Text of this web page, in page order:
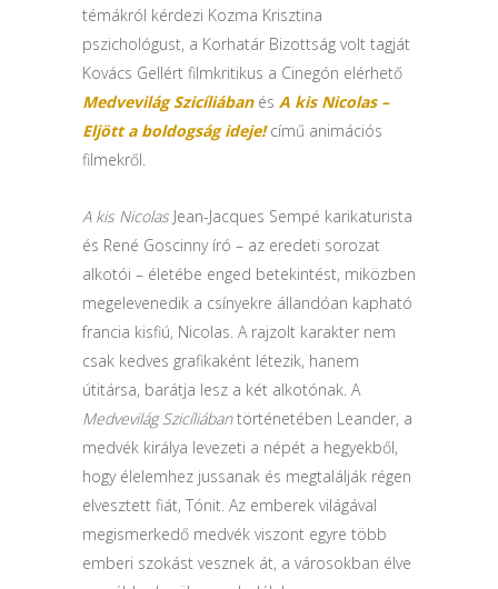
témákról kérdezi Kozma Krisztina
pszichológust, a Korhatár Bizottság volt tagját
Kovács Gellért filmkritikus a Cinegón elérhető
Medvevilág Szicíliábanés A kis Nicolas –
Eljött a boldogság ideje!című animációs
filmekről.
A kis Nicolas Jean-Jacques Sempé karikaturista
és René Goscinny író – az eredeti sorozat
alkotói – életébe enged betekintést, miközben
megelevenedik a csínyekre állandóan kapható
francia kisfiú, Nicolas. A rajzolt karakter nem
csak kedves grafikaként létezik, hanem
útitársa, barátja lesz a két alkotónak. A
Medvevilág Szicíliábantörténetében Leander, a
medvék királya levezeti a népét a hegyekből,
hogy élelemhez jussanak és megtalálják régen
elvesztett fiát, Tónit. Az emberek világával
megismerkedő medvék viszont egyre több
emberi szokást vesznek át, a városokban élve